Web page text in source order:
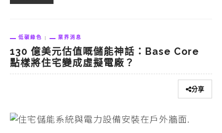
低碳綠色 業界消息
130 億美元估值嘅儲能神話：Base Core
點樣將住宅變成虛擬電廠？
分享